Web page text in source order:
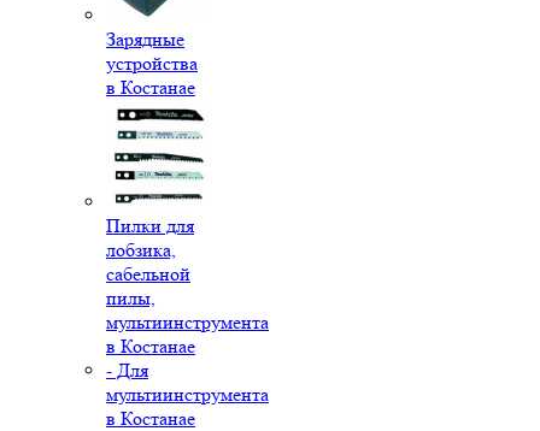
Зарядные
устройства
в Костанае
Пилки для
лобзика,
сабельной
пилы,
мультиинструмента
в Костанае
- Для
мультиинструмента
в Костанае